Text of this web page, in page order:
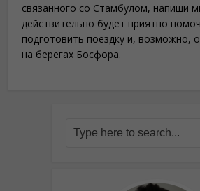
связанного со Стамбулом, напиши
действительно будет приятно
подготовить поездку и, возможно,
на берегах Босфора.